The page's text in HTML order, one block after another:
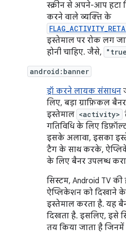
स्क्रीन से अपने-आप हटा
करने वाले व्यक्ति के
इस्तेमाल पर रोक लग
होनी चाहिए. जैसे,
android:banner
ड्रॉ करने लायक संसाधन
लिए, बड़ा ग्राफ़िकल
इस्तेमाल <activity>
गतिविधि के लिए
इसके अलावा, इसका
टैग के साथ करके,
के लिए बैनर उपलब्ध
सिस्टम, Android TV की
ऐप्लिकेशन को दिखाने
इस्तेमाल करता है. यह
दिखता है. इसलिए, इसे
तय किया जाता है जिनमें